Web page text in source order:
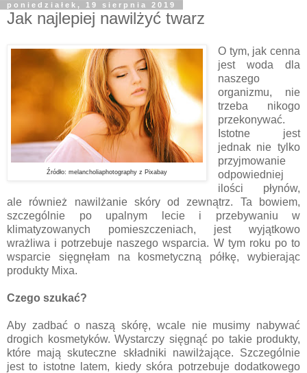
poniedziałek, 19 sierpnia 2019
Jak najlepiej nawilżyć twarz
Źródło: melancholiaphotography z Pixabay
O tym, jak cenna
jest woda dla
naszego
organizmu, nie
trzeba nikogo
przekonywać.
Istotne jest
jednak nie tylko
przyjmowanie
odpowiedniej
ilości płynów,
ale również nawilżanie skóry od zewnątrz. Ta bowiem,
szczególnie po upalnym lecie i przebywaniu w
klimatyzowanych pomieszczeniach, jest wyjątkowo
wrażliwa i potrzebuje naszego wsparcia. W tym roku po to
wsparcie sięgnęłam na kosmetyczną półkę, wybierając
produkty Mixa.
Czego szukać?
Aby zadbać o naszą skórę, wcale nie musimy nabywać
drogich kosmetyków. Wystarczy sięgnąć po takie produkty,
które mają skuteczne składniki nawilżające. Szczególnie
jest to istotne latem, kiedy skóra potrzebuje dodatkowego